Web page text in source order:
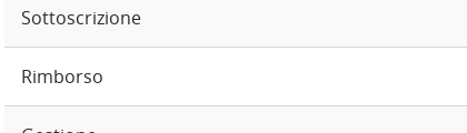
Sottoscrizione
Rimborso